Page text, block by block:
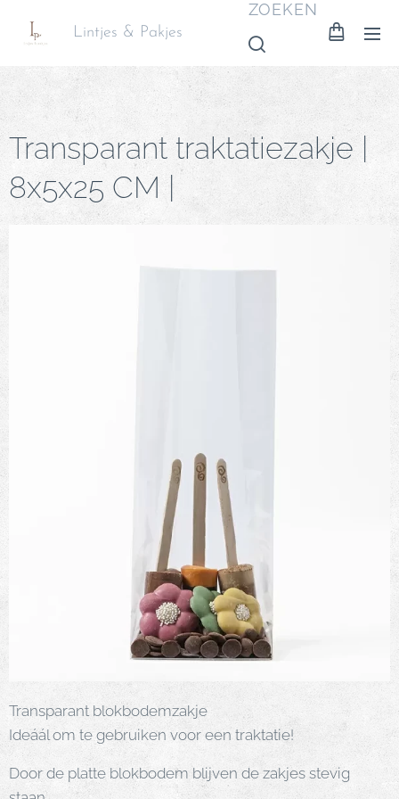
Lintjes & Pakjes
ZOEKEN
Transparant traktatiezakje |
8x5x25 CM |
Transparant blokbodemzakje
Ideáál om te gebruiken voor een traktatie!
Door de platte blokbodem blijven de zakjes stevig